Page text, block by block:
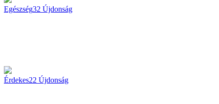
Egészség32 Újdonság
Érdekes22 Újdonság